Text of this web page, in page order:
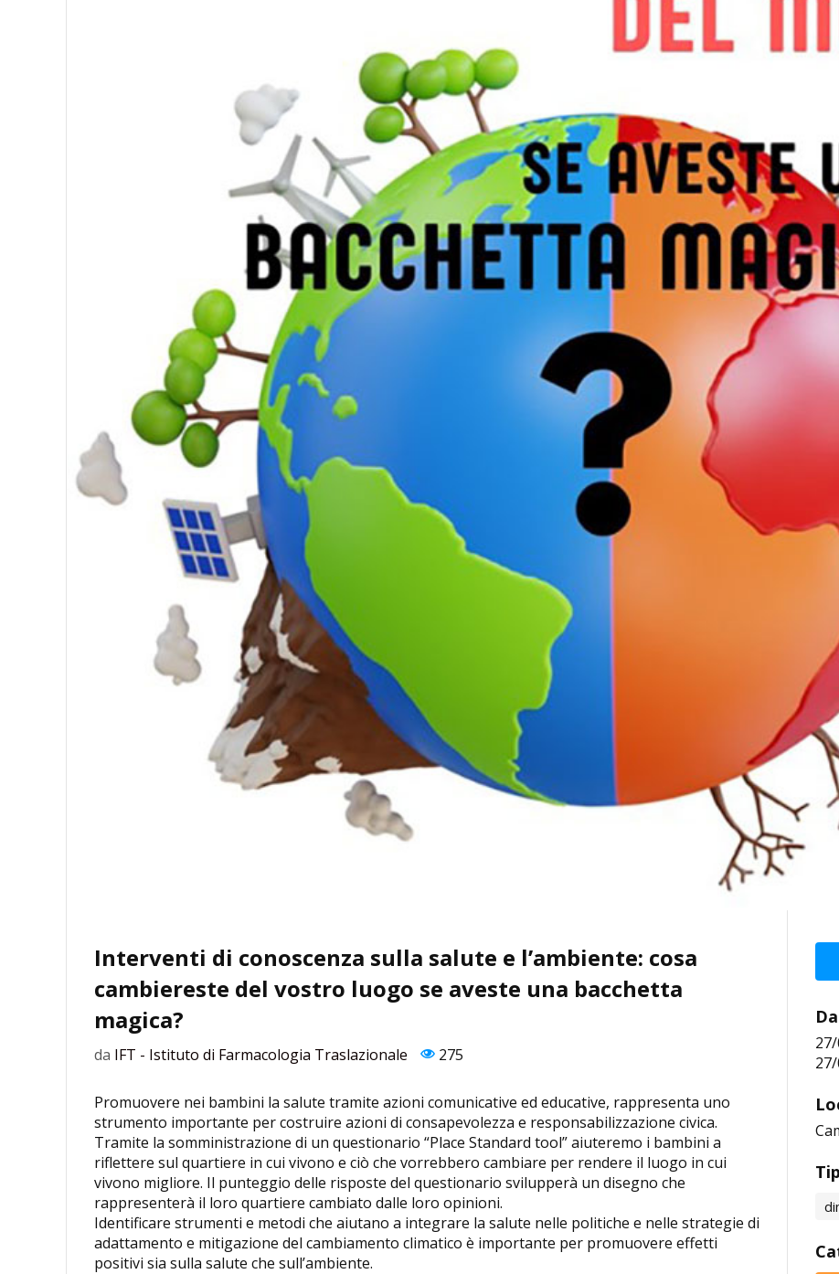
Interventi di conoscenza sulla salute e l’ambiente: cosa
cambiereste del vostro luogo se aveste una bacchetta
magica?
da IFT - Istituto di Farmacologia Traslazionale 275
Promuovere nei bambini la salute tramite azioni comunicative ed educative, rappresenta uno
strumento importante per costruire azioni di consapevolezza e responsabilizzazione civica.
Tramite la somministrazione di un questionario “Place Standard tool” aiuteremo i bambini a
riflettere sul quartiere in cui vivono e ciò che vorrebbero cambiare per rendere il luogo in cui
vivono migliore. Il punteggio delle risposte del questionario svilupperà un disegno che
rappresenterà il loro quartiere cambiato dalle loro opinioni.
Identificare strumenti e metodi che aiutano a integrare la salute nelle politiche e nelle strategie di
adattamento e mitigazione del cambiamento climatico è importante per promuovere effetti
positivi sia sulla salute che sull’ambiente.